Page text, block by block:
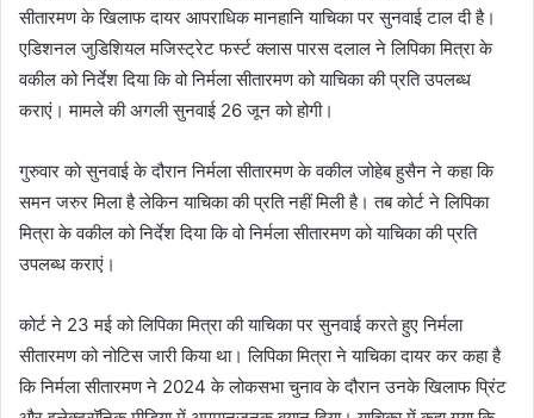
सीतारमण के खिलाफ दायर आपराधिक मानहानि याचिका पर सुनवाई टाल दी है।
एडिशनल जुडिशियल मजिस्ट्रेट फर्स्ट क्लास पारस दलाल ने लिपिका मित्रा के
वकील को निर्देश दिया कि वो निर्मला सीतारमण को याचिका की प्रति उपलब्ध
कराएं। मामले की अगली सुनवाई 26 जून को होगी।
गुरुवार काे सुनवाई के दौरान निर्मला सीतारमण के वकील जोहेब हुसैन ने कहा कि
समन जरुर मिला है लेकिन याचिका की प्रति नहीं मिली है। तब कोर्ट ने लिपिका
मित्रा के वकील को निर्देश दिया कि वो निर्मला सीतारमण को याचिका की प्रति
उपलब्ध कराएं।
कोर्ट ने 23 मई को लिपिका मित्रा की याचिका पर सुनवाई करते हुए निर्मला
सीतारमण को नोटिस जारी किया था। लिपिका मित्रा ने याचिका दायर कर कहा है
कि निर्मला सीतारमण ने 2024 के लोकसभा चुनाव के दौरान उनके खिलाफ प्रिंट